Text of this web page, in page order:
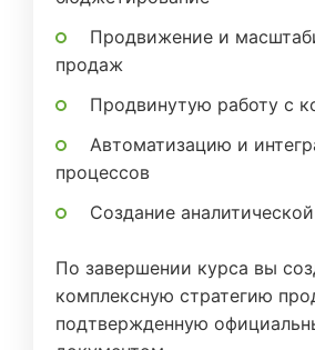
Продвижение и
продаж
Продвинутую работу с
Автоматизацию и
процессов
Создание
По завершении курса вы
комплексную стратегию
подтвержденную